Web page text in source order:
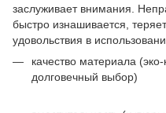
заслуживает внимания.
быстро изнашивается,
удовольствия в
качество материала
долговечный выбор)